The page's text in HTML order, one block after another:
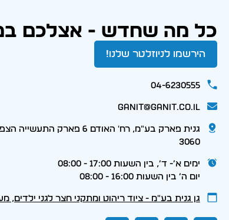
כל מה שחדש - אצלכם
הירשמו לניוזלטר שלנו!
04-6230555
ganit@ganit.co.il
גנית פארק בע"מ, רח' האודם 6 פארק
3060
ימים א׳- ד׳, בין השעות 17:00 - 08:00
יום ה׳ בין השעות 16:00 - 08:00
גן גנית בע״מ - ציוד ריהוט ומתקני חצר לגני ילדים,